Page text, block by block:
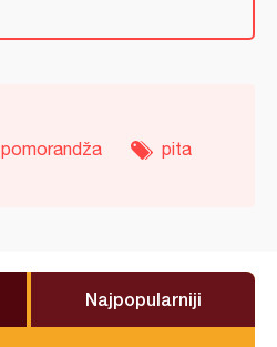
pomorandža
pita
Najpopularniji